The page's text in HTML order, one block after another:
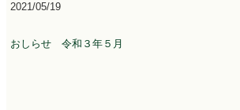
2021/05/19
おしらせ 令和３年５月